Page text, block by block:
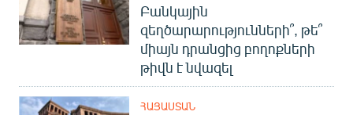
Բանկային
զեղծարարությունների՞, թե՞
միայն դրանցից բողոքների
թիվն է նվազել
ՀԱՅԱՍՏԱՆ